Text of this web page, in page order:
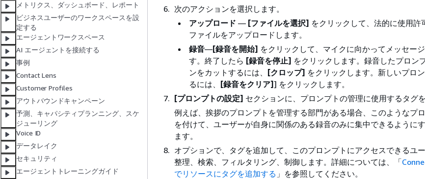
メトリクス、ダッシュボード、レポート
ビジネスユーザーのワークスペースを設
定する
エージェントワークスペース
AI エージェントを接続する
事例
Contact Lens
Customer Profiles
アウトバウンドキャンペーン
予測、キャパシティプランニング、スケ
ジューリング
Voice ID
データレイク
セキュリティ
エージェントトレーニングガイド
次のアクションを選択します。
アップロード — [ファイルを選択] をクリックして、法的に使用許
ファイルをアップロードします。
録音—[録音を開始] をクリックして、マイクに向かってメッセー
す。終了したら [録音を停止] をクリックします。録音したプロン
ンをカットするには、 [クロップ] をクリックします。新しいプロ
るには、 [録音をクリア]] をクリックします。
[プロンプトの設定] セクションに、プロンプトの管理に使用するタグを
例えば、挨拶のプロンプトを管理する部門がある場合、このようなプ
を付けて、ユーザーが自身に関係のある録音のみに集中できるように
ます。
オプションで、タグを追加して、このプロンプトにアクセスできるユー
整理、検索、フィルタリング、制御します。詳細については、「
でリソースにタグを追加する 」を参照してください。